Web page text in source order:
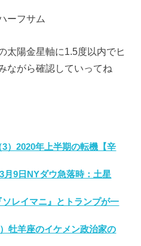
太陽金星軸に1.5度以内でヒ
ながら確認していってね
）2020年上半期の転機【辛
月9日NYダウ急落時：土星
レイマニ』とトランプが一
牡羊座のイケメン政治家の